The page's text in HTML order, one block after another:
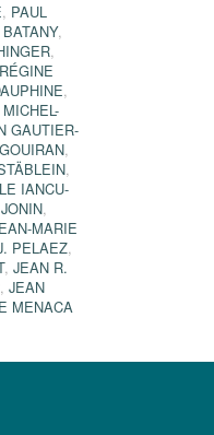
, PAUL
,
,
RÉGINE
,
MICHEL-
GAUTIER-
,
,
IANCU-
,
MARIE
PELAEZ,
, JEAN R.
, JEAN
MENACA